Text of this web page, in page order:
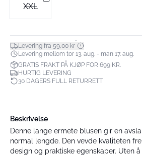
XXL
Levering fra 59,00 kr*
Levering mellom tor 13. aug. - man 17. aug.
GRATIS FRAKT PÅ KJØP FOR 699 KR.
HURTIG LEVERING
30 DAGERS FULL RETURRETT
Beskrivelse
Denne lange ermete blusen gir en
normal lengde. Den vevde kvaliteten
design og praktiske egenskaper. Uten